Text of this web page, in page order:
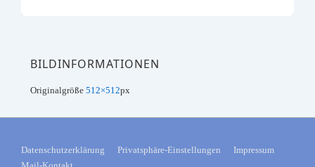
BILDINFORMATIONEN
Originalgröße 512×512px
FOOTER-
Datenschutzerklärung Privatsphäre-Einstellungen
Impressum